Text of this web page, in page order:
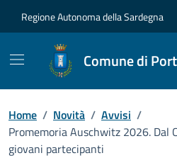
Regione Autonoma della Sardegna
Comune di
Home / Novità / Avvisi /
Promemoria Auschwitz 2026. Dal
giovani partecipanti